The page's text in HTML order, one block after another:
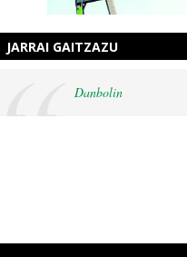
JARRAI GAITZAZU
Danbolin